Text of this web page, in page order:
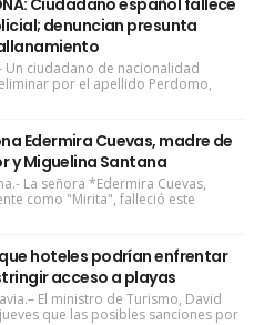
Ciudadano español fallece
denuncian presunta
Un ciudadano de nacionalidad
por el apellido Perdomo,
Edermira Cuevas, madre de
y Miguelina Santana
La señora *Edermira Cuevas,
como "Mirita", falleció este
hoteles podrían enfrentar
acceso a playas
El ministro de Turismo, David
que las posibles sanciones por